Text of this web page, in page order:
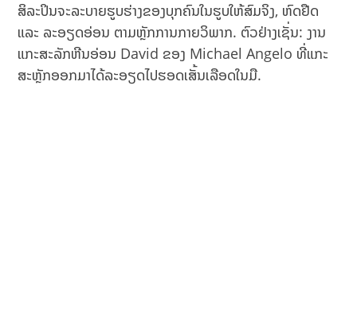
ສິລະປິນຈະລະບາຍຮູບຮ່າງຂອງບຸກຄົນໃນຮູບໃຫ້ສົມຈິງ, ຫົດຢືດ
ແລະ ລະອຽດອ່ອນ ຕາມຫຼັກການກາຍວິພາກ. ຕົວຢ່າງເຊັ່ນ: ງານ
ແກະສະລັກຫີນອ່ອນ David ຂອງ Michael Angelo ທີ່ແກະ
ສະຫຼັກອອກມາໄດ້ລະອຽດໄປຮອດເສັ້ນເລືອດໃນມື.